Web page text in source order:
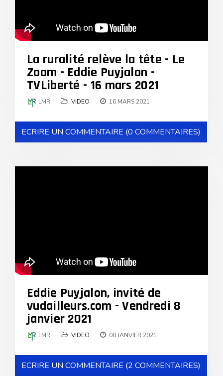
La ruralité relève la tête - Le
Zoom - Eddie Puyjalon -
TVLiberté - 16 mars 2021
LMR VIDEO 16 MARS 2021
ECRIRE UN COMMENTAIRE (0 COMMENTAIRES)
Eddie Puyjalon, invité de
vudailleurs.com - Vendredi 8
janvier 2021
LMR VIDEO 08 JANVIER 2021
ECRIRE UN COMMENTAIRE (2 COMMENTAIRES)